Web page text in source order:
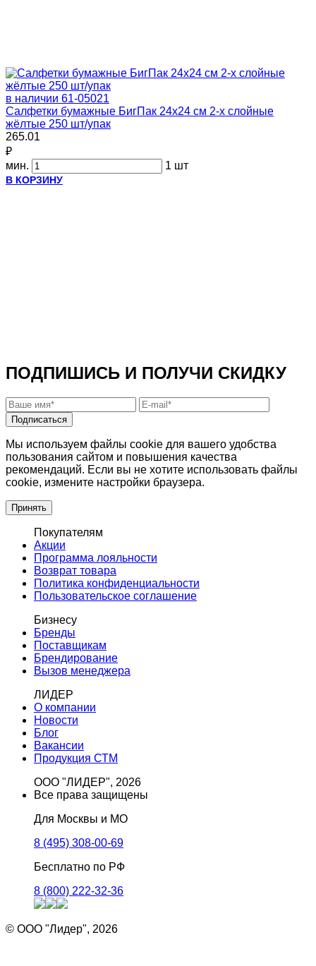
в наличии 61-05021
Салфетки бумажные БигПак 24х24 см 2-х слойные
жёлтые 250 шт/упак
265.01
₽
мин.
1 шт
В КОРЗИНУ
ПОДПИШИСЬ И ПОЛУЧИ СКИДКУ
Подписаться
Мы используем файлы cookie для вашего удобства
пользования сайтом и повышения качества
рекомендаций. Если вы не хотите использовать файлы
cookie, измените настройки браузера.
Принять
Покупателям
Акции
Программа лояльности
Возврат товара
Политика конфиденциальности
Пользовательское соглашение
Бизнесу
Бренды
Поставщикам
Брендирование
Вызов менеджера
ЛИДЕР
О компании
Новости
Блог
Вакансии
Продукция СТМ
ООО "ЛИДЕР", 2026
Все права защищены
Для Москвы и МО
8 (495) 308-00-69
Бесплатно по РФ
8 (800) 222-32-36
© ООО "Лидер", 2026